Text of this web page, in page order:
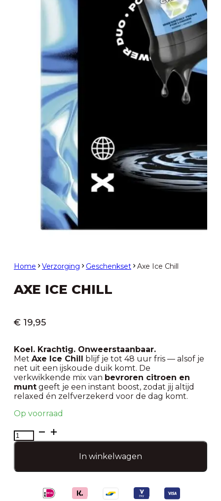
Home Verzorging Geschenkset Axe Ice Chill
AXE ICE CHILL
€ 19,95
Koel. Krachtig. Onweerstaanbaar.
Met Axe Ice Chill blijf je tot 48 uur fris — alsof je
net uit een ijskoude duik komt. De
verkwikkende mix van bevroren citroen en
munt geeft je een instant boost, zodat jij altijd
relaxed én zelfverzekerd voor de dag komt.
Op voorraad
Axe
Ice
In winkelwagen